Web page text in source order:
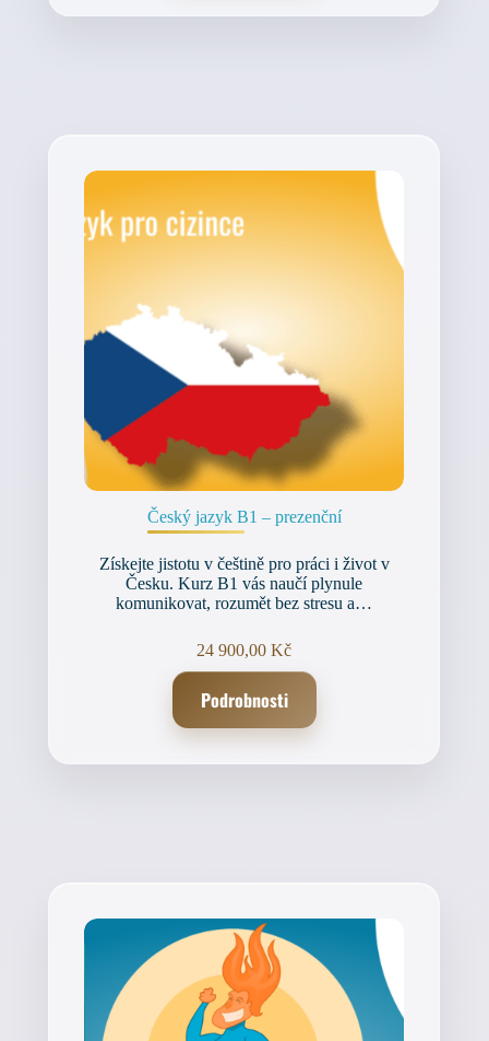
Český jazyk B1 – prezenční
Získejte jistotu v češtině pro práci i život v
Česku. Kurz B1 vás naučí plynule
komunikovat, rozumět bez stresu a…
24 900,00Kč
Podrobnosti